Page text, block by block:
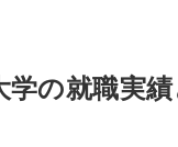
学の就職実